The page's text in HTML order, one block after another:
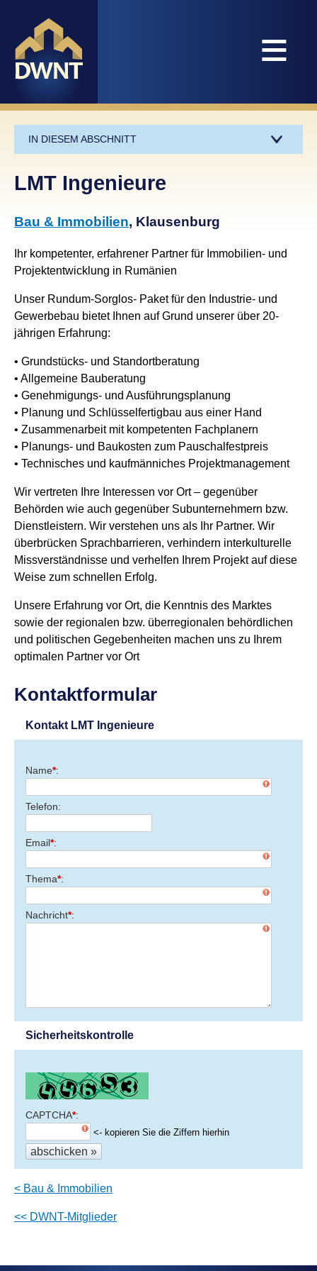
≡
IN DIESEM ABSCHNITT
LMT Ingenieure
Bau & Immobilien, Klausenburg
Ihr kompetenter, erfahrener Partner für Immobilien- und
Projektentwicklung in Rumänien
Unser Rundum-Sorglos- Paket für den Industrie- und
Gewerbebau bietet Ihnen auf Grund unserer über 20-
jährigen Erfahrung:
• Grundstücks- und Standortberatung
• Allgemeine Bauberatung
• Genehmigungs- und Ausführungsplanung
• Planung und Schlüsselfertigbau aus einer Hand
• Zusammenarbeit mit kompetenten Fachplanern
• Planungs- und Baukosten zum Pauschalfestpreis
• Technisches und kaufmänniches Projektmanagement
Wir vertreten Ihre Interessen vor Ort – gegenüber
Behörden wie auch gegenüber Subunternehmern bzw.
Dienstleistern. Wir verstehen uns als Ihr Partner. Wir
überbrücken Sprachbarrieren, verhindern interkulturelle
Missverständnisse und verhelfen Ihrem Projekt auf diese
Weise zum schnellen Erfolg.
Unsere Erfahrung vor Ort, die Kenntnis des Marktes
sowie der regionalen bzw. überregionalen behördlichen
und politischen Gegebenheiten machen uns zu Ihrem
optimalen Partner vor Ort
Kontaktformular
Kontakt LMT Ingenieure
Name*
Telefon
Email *
Thema*
Nachricht*
Sicherheitskontrolle
CAPTCHA*
<- kopieren Sie die Ziffern hierhin
< Bau & Immobilien
<< DWNT-Mitglieder